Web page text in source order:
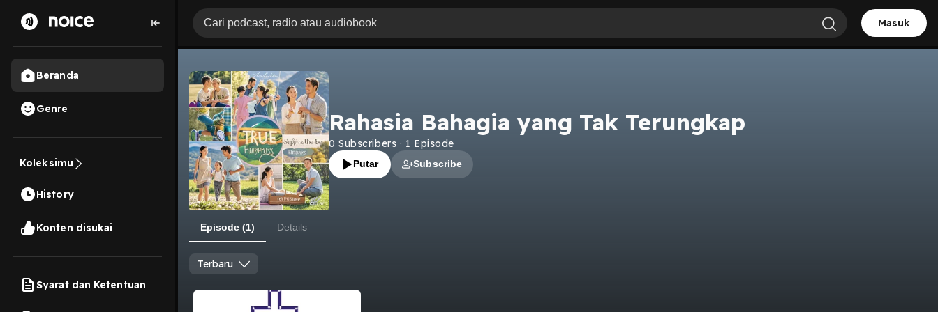
Beranda
Genre
Koleksimu
History
Konten disukai
Syarat dan Ketentuan
Masuk
Rahasia Bahagia yang Tak Terungkap
0 Subscribers · 1 Episode
Putar Subscribe
Episode (1) Details
Terbaru